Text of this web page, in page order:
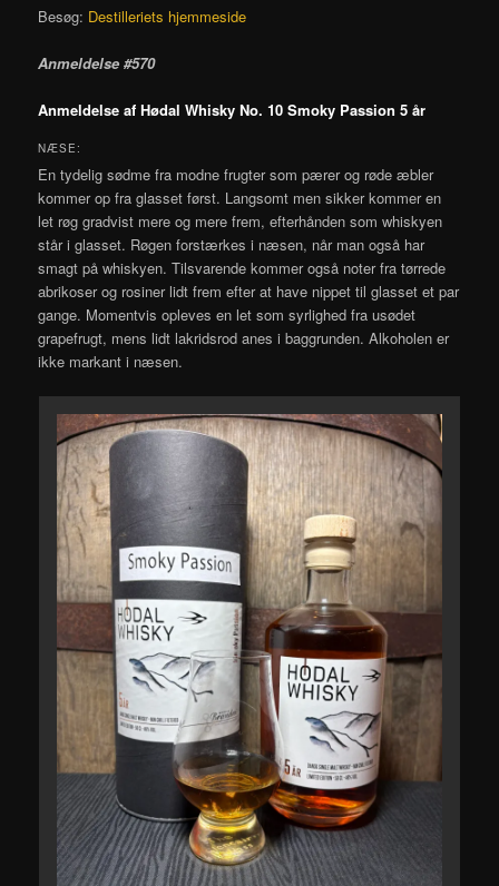
Besøg: Destilleriets hjemmeside
Anmeldelse #570
Anmeldelse af Hødal Whisky No. 10 Smoky Passion 5 år
NÆSE:
En tydelig sødme fra modne frugter som pærer og røde æbler
kommer op fra glasset først. Langsomt men sikker kommer en
let røg gradvist mere og mere frem, efterhånden som whiskyen
står i glasset. Røgen forstærkes i næsen, når man også har
smagt på whiskyen. Tilsvarende kommer også noter fra tørrede
abrikoser og rosiner lidt frem efter at have nippet til glasset et par
gange. Momentvis opleves en let som syrlighed fra usødet
grapefrugt, mens lidt lakridsrod anes i baggrunden. Alkoholen er
ikke markant i næsen.